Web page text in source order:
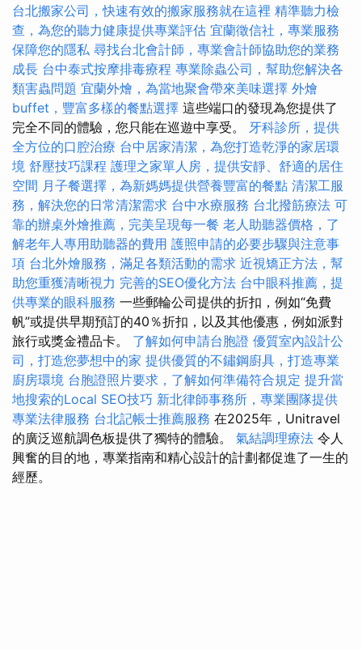
台北搬家公司，快速有效的搬家服務就在這裡 精準聽力檢
查，為您的聽力健康提供專業評估 宜蘭徵信社，專業服務
保障您的隱私 尋找台北會計師，專業會計師協助您的業務
成長 台中泰式按摩排毒療程 專業除蟲公司，幫助您解決各
類害蟲問題 宜蘭外燴，為當地聚會帶來美味選擇 外燴
buffet，豐富多樣的餐點選擇 這些端口的發現為您提供了
完全不同的體驗，您只能在巡遊中享受。 牙科診所，提供
全方位的口腔治療 台中居家清潔，為您打造乾淨的家居環
境 舒壓技巧課程 護理之家單人房，提供安靜、舒適的居住
空間 月子餐選擇，為新媽媽提供營養豐富的餐點 清潔工服
務，解決您的日常清潔需求 台中水療服務 台北撥筋療法 可
靠的辦桌外燴推薦，完美呈現每一餐 老人助聽器價格，了
解老年人專用助聽器的費用 護照申請的必要步驟與注意事
項 台北外燴服務，滿足各類活動的需求 近視矯正方法，幫
助您重獲清晰視力 完善的SEO優化方法 台中眼科推薦，提
供專業的眼科服務 一些郵輪公司提供的折扣，例如“免費
帆”或提供早期預訂的40％折扣，以及其他優惠，例如派對
旅行或獎金禮品卡。 了解如何申請台胞證 優質室內設計公
司，打造您夢想中的家 提供優質的不鏽鋼廚具，打造專業
廚房環境 台胞證照片要求，了解如何準備符合規定 提升當
地搜索的Local SEO技巧 新北律師事務所，專業團隊提供
專業法律服務 台北記帳士推薦服務 在2025年，Unitravel
的廣泛巡航調色板提供了獨特的體驗。 氣結調理療法 令人
興奮的目的地，專業指南和精心設計的計劃都促進了一生的
經歷。